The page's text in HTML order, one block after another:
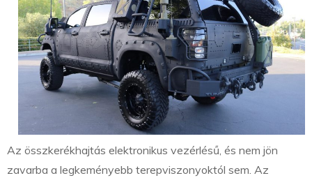
Az összkerékhajtás elektronikus vezérlésű, és nem jön
zavarba a legkeményebb terepviszonyoktól sem. Az